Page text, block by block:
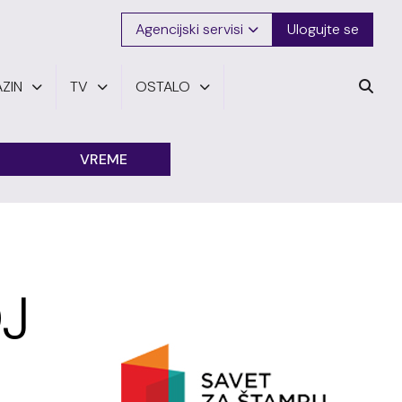
Agencijski servisi Ulogujte se
TV OSTALO
VREME